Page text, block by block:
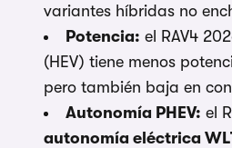
variantes híbridas no
Potencia: el RAV4
(HEV) tiene menos
pero también baja en
Autonomía PHEV: el
autonomía eléctrica